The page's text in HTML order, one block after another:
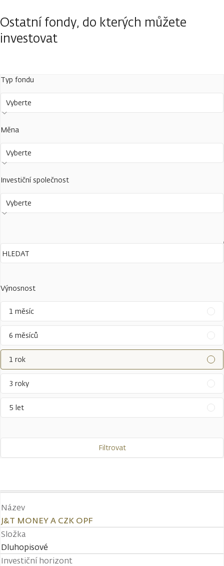
Ostatní fondy, do kterých můžete
investovat
Typ fondu
Vyberte
Měna
Vyberte
Investiční společnost
Vyberte
Výnosnost
1 měsíc
6 měsíců
1 rok
3 roky
5 let
Filtrovat
Název
J&T MONEY A CZK OPF
Složka
Dluhopisové
Investiční horizont